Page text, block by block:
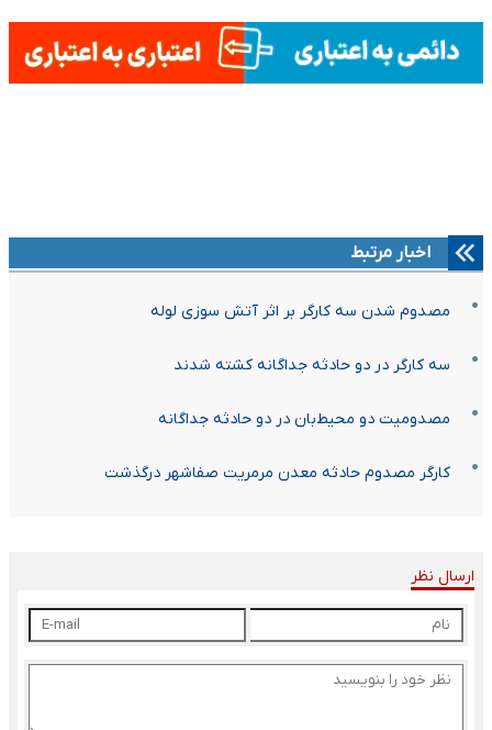
اخبار مرتبط
مصدوم شدن سه کارگر بر اثر آتش سوزی لوله
سه کارگر در دو حادثه جداگانه کشته شدند
مصدومیت دو محیط‌بان در دو حادثه جداگانه
کارگر مصدوم حادثه معدن مرمریت صفاشهر درگذشت
ارسال نظر